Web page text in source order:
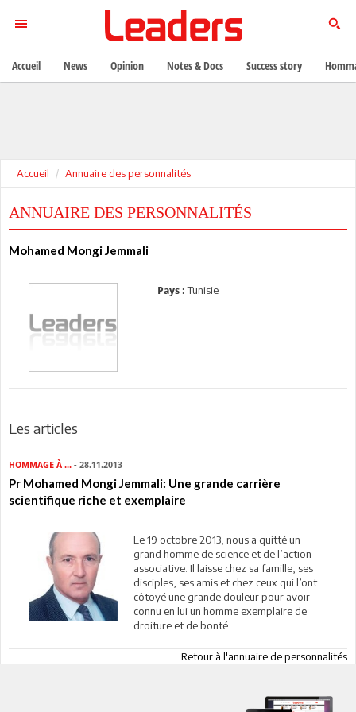
Accueil Annuaire des personnalités
ANNUAIRE DES PERSONNALITÉS
Mohamed Mongi Jemmali
Pays : Tunisie
Les articles
HOMMAGE À ... - 28.11.2013
Pr Mohamed Mongi Jemmali: Une grande carrière
scientifique riche et exemplaire
Le 19 octobre 2013, nous a quitté un
grand homme de science et de l’action
associative. Il laisse chez sa famille, ses
disciples, ses amis et chez ceux qui l’ont
côtoyé une grande douleur pour avoir
connu en lui un homme exemplaire de
droiture et de bonté. ...
Retour à l'annuaire de personnalités
Accueil News Opinion Notes & Docs Success story